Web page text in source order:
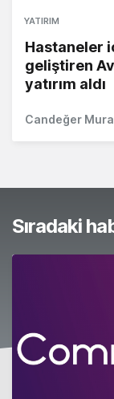
YATIRIM
Hastaneler
geliştiren
yatırım aldı
Candeğer
Sıradaki